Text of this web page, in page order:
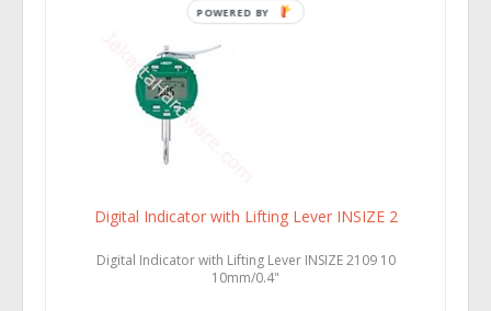
Digital Indicator with Lifting Lever INSIZE 2
Digital Indicator with Lifting Lever INSIZE 2109 10
10mm/0.4"